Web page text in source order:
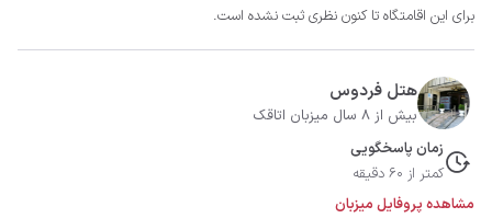
برای این اقامتگاه تا کنون نظری ثبت نشده است.
هتل فردوس
بیش از 8 سال میزبان اتاقک
زمان پاسخگویی
کمتر از 60 دقیقه
مشاهده پروفایل میزبان